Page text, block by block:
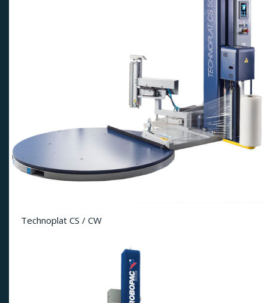
Technoplat CS / CW